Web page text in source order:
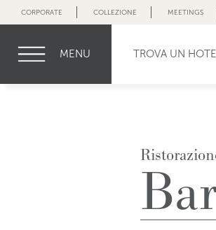
CORPORATE COLLEZIONE MEETINGS
MENU TROVA UN HOTEL